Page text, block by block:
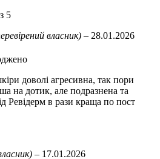
з 5
власник) – 28.01.2026
доволі агресивна, так пори
на дотик, але подразнена та
Ревідерм в рази краща по пост
– 17.01.2026